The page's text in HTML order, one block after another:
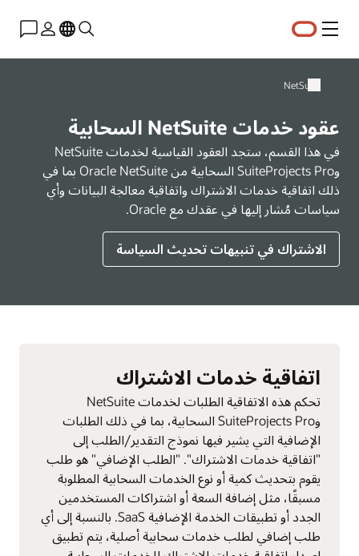
القائمة
NetSuite
عقود خدمات NetSuite السحابية
في هذا القسم، ستجد العقود القياسية لخدمات NetSuite
وSuiteProjects Pro السحابية من Oracle NetSuite بما في
ذلك اتفاقية خدمات الاشتراك واتفاقية معالجة البيانات وأي
سياسات مُشار إليها في عقدك مع Oracle.
الاشتراك في تنبيهات تحديث السياسة
اتفاقية خدمات الاشتراك
تحكم هذه الاتفاقية الطلبات لخدمات NetSuite
وSuiteProjects Pro السحابية، بما في ذلك الطلبات
الإضافية التي يشير فيها نموذج التقدير/الطلب إلى
"اتفاقية خدمات الاشتراك". "الطلب الإضافي" هو طلب
يقوم بتحديث كمية أو نوع الخدمات السحابية المطلوبة
مسبقًا، مثل إضافة السعة أو اشتراكات المستخدمين
الجدد أو تطبيقات الخدمة الإضافية SaaS. بالنسبة إلى أي
طلب إضافي لطلب خدمات سحابية أصلية، يتم تطبيق